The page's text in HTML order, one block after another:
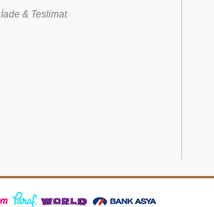
İade & Teslimat